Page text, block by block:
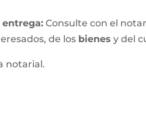
entrega: Consulte con el
de los bienes y del
notarial.